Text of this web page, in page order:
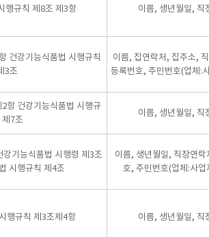
행규칙 제8조 제3항 이름, 생년월일, 직
건강기능식품법 시행규칙
3조
이름, 집연락처, 집주소,
등록번호, 주민번호(업체:
항 건강기능식품법 시행규
제7조
이름, 생년월일, 직
기능식품법 시행령 제3조
시행규칙 제4조
이름, 생년월일, 직장연
호, 주민번호(업체:사
행규칙 제3조제4항 이름, 생년월일, 직